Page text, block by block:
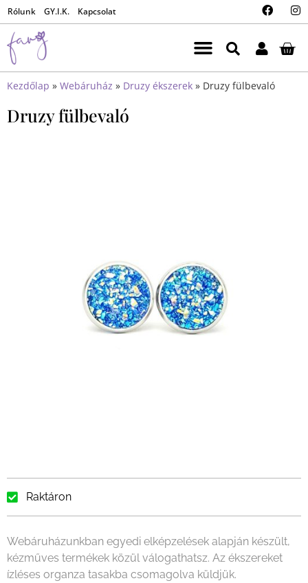
Rólunk GY.I.K. Kapcsolat
Kezdőlap » Webáruház » Druzy ékszerek » Druzy fülbevaló
Druzy fülbevaló
Raktáron
Webáruházunkban egyedi elképzelések alapján készült,
kézműves termékek közül válogathatsz. Az ékszereket
ízléses organza tasakba csomagolva küldjük.